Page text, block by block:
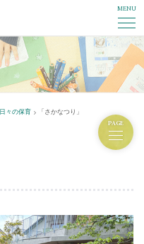
MENU
日々の保育 「さかなつり」
PAGE